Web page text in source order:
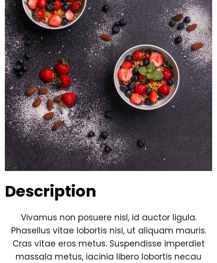
Description
Vivamus non posuere nisl, id auctor ligula.
Phasellus vitae lobortis nisi, ut aliquam mauris.
Cras vitae eros metus. Suspendisse imperdiet
massala metus, iacinia libero lobortis necau